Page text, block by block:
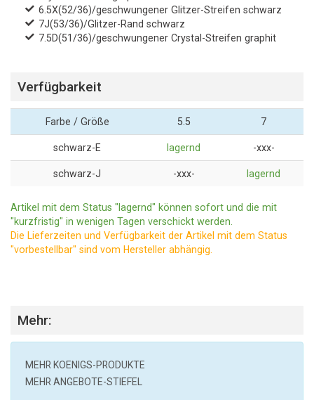
6.5X(52/36)/geschwungener Glitzer-Streifen schwarz
7J(53/36)/Glitzer-Rand schwarz
7.5D(51/36)/geschwungener Crystal-Streifen graphit
Verfügbarkeit
Farbe / Größe 5.5 7
schwarz-E lagernd -xxx-
schwarz-J -xxx- lagernd
Artikel mit dem Status "lagernd" können sofort und die mit
"kurzfristig" in wenigen Tagen verschickt werden.
Die Lieferzeiten und Verfügbarkeit der Artikel mit dem Status
"vorbestellbar" sind vom Hersteller abhängig.
Mehr:
MEHR KOENIGS-PRODUKTE
MEHR ANGEBOTE-STIEFEL